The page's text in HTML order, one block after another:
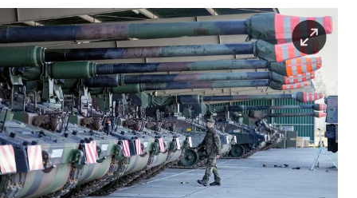
sport
berlin
nord
wahrheit
verlag